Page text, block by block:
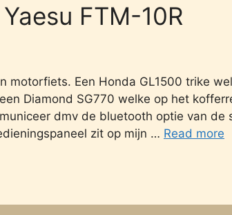
FTM-10R
motorfiets. Een Honda GL1500 trike
Diamond SG770 welke op het
dmv de bluetooth optie van de
zit op mijn … Read more